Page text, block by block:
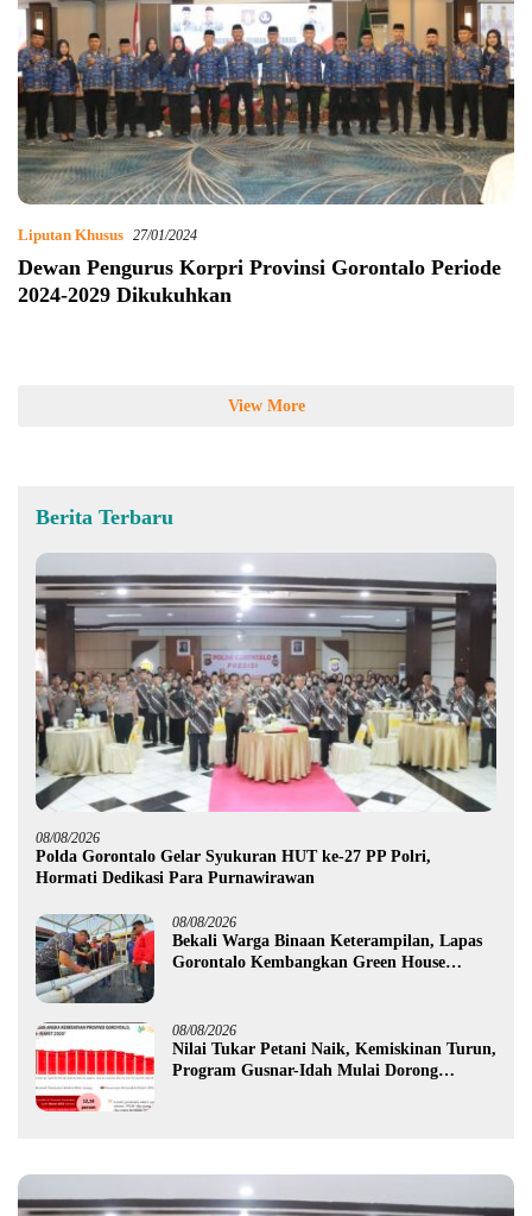
Liputan Khusus 27/01/2024
Dewan Pengurus Korpri Provinsi Gorontalo Periode
2024-2029 Dikukuhkan
View More
Berita Terbaru
08/08/2026
Polda Gorontalo Gelar Syukuran HUT ke-27 PP Polri,
Hormati Dedikasi Para Purnawirawan
08/08/2026
Bekali Warga Binaan Keterampilan, Lapas
Gorontalo Kembangkan Green House
08/08/2026
Nilai Tukar Petani Naik, Kemiskinan Turun,
Program Gusnar-Idah Mulai Dorong